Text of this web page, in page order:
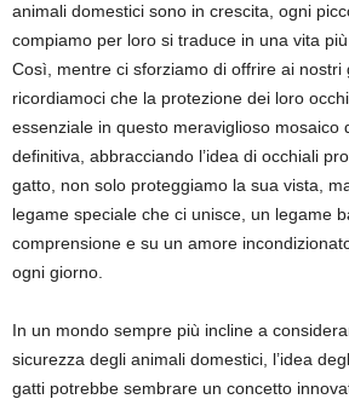
animali domestici sono in crescita, ogni
compiamo per loro si traduce in una vita
Così, mentre ci sforziamo di offrire ai nostri
ricordiamoci che la protezione dei loro
essenziale in questo meraviglioso mosaico
definitiva, abbracciando l’idea di occhiali
gatto, non solo proteggiamo la sua vista,
legame speciale che ci unisce, un legame
comprensione e su un amore
ogni giorno.
In un mondo sempre più incline a
sicurezza degli animali domestici, l’idea
gatti potrebbe sembrare un concetto